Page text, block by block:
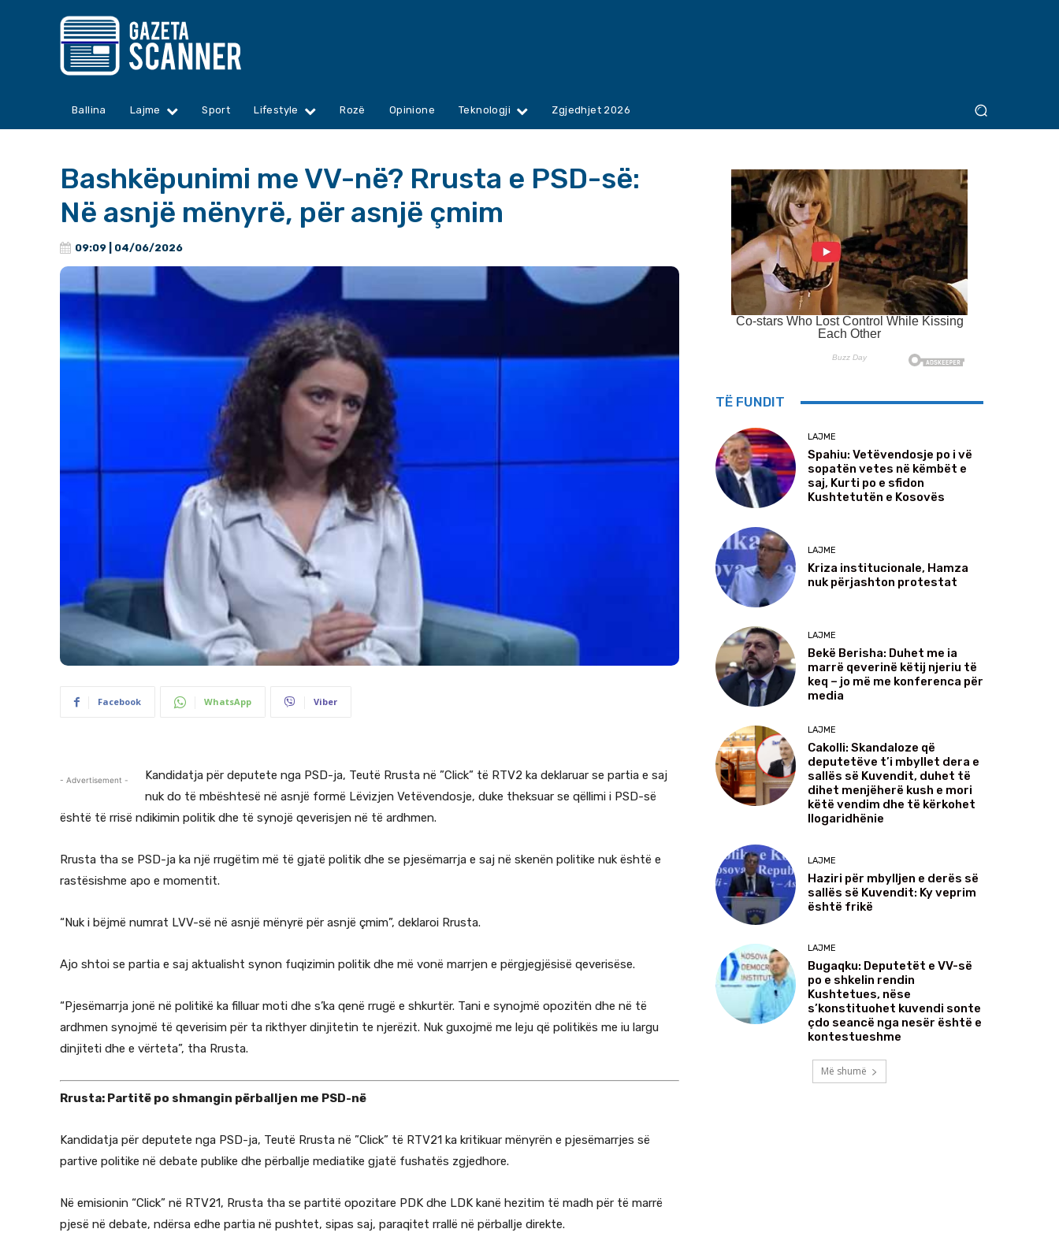
Ballina Lajme Sport Lifestyle Rozë Opinione Teknologji Zgjedhjet 2026
Bashkëpunimi me VV-në? Rrusta e PSD-së:
Në asnjë mënyrë, për asnjë çmim
09:09 | 04/06/2026
Facebook WhatsApp Viber
- Advertisement - Kandidatja për deputete nga PSD-ja, Teutë Rrusta në ”Click” të RTV2 ka deklaruar se partia e saj
nuk do të mbështesë në asnjë formë Lëvizjen Vetëvendosje, duke theksuar se qëllimi i PSD-së
është të rrisë ndikimin politik dhe të synojë qeverisjen në të ardhmen.
Rrusta tha se PSD-ja ka një rrugëtim më të gjatë politik dhe se pjesëmarrja e saj në skenën politike nuk është e
rastësishme apo e momentit.
“Nuk i bëjmë numrat LVV-së në asnjë mënyrë për asnjë çmim”, deklaroi Rrusta.
Ajo shtoi se partia e saj aktualisht synon fuqizimin politik dhe më vonë marrjen e përgjegjësisë qeverisëse.
“Pjesëmarrja jonë në politikë ka filluar moti dhe s’ka qenë rrugë e shkurtër. Tani e synojmë opozitën dhe në të
ardhmen synojmë të qeverisim për ta rikthyer dinjitetin te njerëzit. Nuk guxojmë me leju që politikës me iu largu
dinjiteti dhe e vërteta”, tha Rrusta.
Rrusta: Partitë po shmangin përballjen me PSD-në
Kandidatja për deputete nga PSD-ja, Teutë Rrusta në ”Click” të RTV21 ka kritikuar mënyrën e pjesëmarrjes së
partive politike në debate publike dhe përballje mediatike gjatë fushatës zgjedhore.
Në emisionin “Click” në RTV21, Rrusta tha se partitë opozitare PDK dhe LDK kanë hezitim të madh për të marrë
pjesë në debate, ndërsa edhe partia në pushtet, sipas saj, paraqitet rrallë në përballje direkte.
TË FUNDIT
LAJME
Spahiu: Vetëvendosje po i vë
sopatën vetes në këmbët e
saj, Kurti po e sfidon
Kushtetutën e Kosovës
LAJME
Kriza institucionale, Hamza
nuk përjashton protestat
LAJME
Bekë Berisha: Duhet me ia
marrë qeverinë këtij njeriu të
keq – jo më me konferenca për
media
LAJME
Cakolli: Skandaloze që
deputetëve t’i mbyllet dera e
sallës së Kuvendit, duhet të
dihet menjëherë kush e mori
këtë vendim dhe të kërkohet
llogaridhënie
LAJME
Haziri për mbylljen e derës së
sallës së Kuvendit: Ky veprim
është frikë
LAJME
Bugaqku: Deputetët e VV-së
po e shkelin rendin
Kushtetues, nëse
s’konstituohet kuvendi sonte
çdo seancë nga nesër është e
kontestueshme
Më shumë